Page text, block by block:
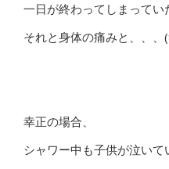
一日が終わってしまって
それと身体の痛みと、、、
幸正の場合、
シャワー中も子供が泣い